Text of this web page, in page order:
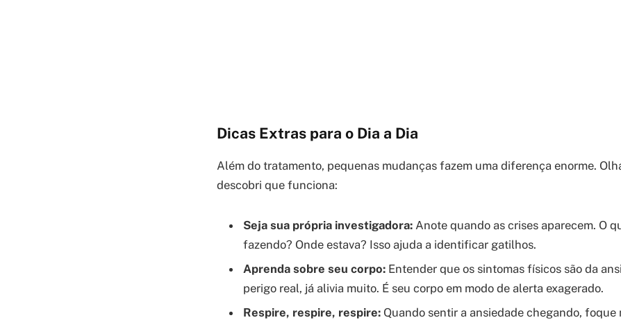
Dicas Extras para o Dia a Dia
Além do tratamento, pequenas mudanças fazem uma diferença enorme.
descobri que funciona:
Seja sua própria investigadora: Anote quando as crises aparecem. O
fazendo? Onde estava? Isso ajuda a identificar gatilhos.
Aprenda sobre seu corpo: Entender que os sintomas físicos são da
perigo real, já alivia muito. É seu corpo em modo de alerta exagerado.
Respire, respire, respire: Quando sentir a ansiedade chegando, foque